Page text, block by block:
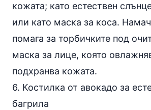
кожата; като естествен
или като маска за коса.
помага за торбичките под
маска за лице, която
подхранва кожата.
6. Костилка от авокадо за
багрила